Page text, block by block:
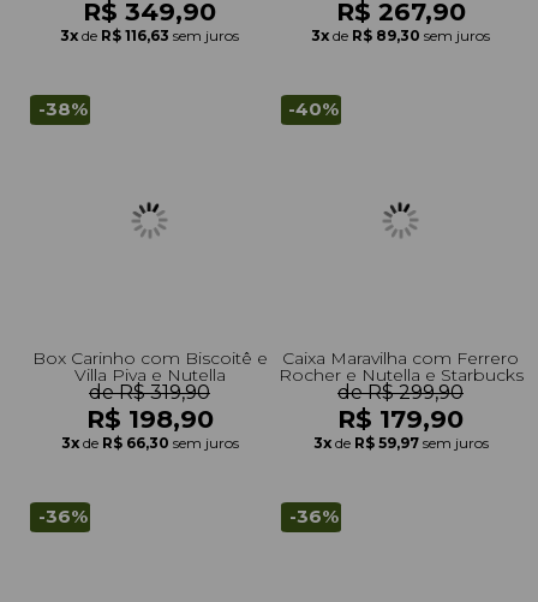
R$ 349,90
3x de R$ 116,63 sem juros
R$ 267,90
3x de R$ 89,30 sem juros
-38%
Box Carinho com Biscoitê e
Villa Piva e Nutella
de R$ 319,90
R$ 198,90
3x de R$ 66,30 sem juros
-40%
Caixa Maravilha com Ferrero
Rocher e Nutella e Starbucks
de R$ 299,90
R$ 179,90
3x de R$ 59,97 sem juros
-36% -36%